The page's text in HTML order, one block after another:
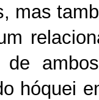
mas
de
hóquei